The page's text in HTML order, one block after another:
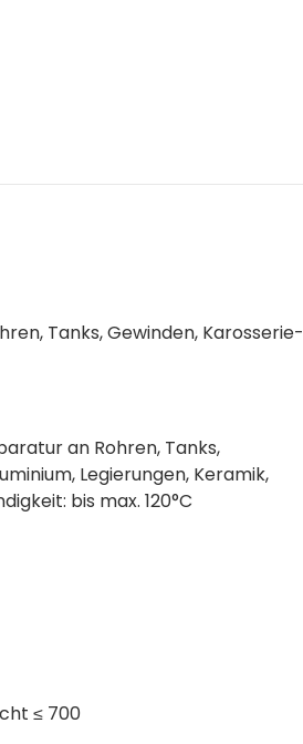
Tanks, Gewinden, Karosserie-
an Rohren, Tanks,
Legierungen, Keramik,
bis max. 120°C
≤ 700